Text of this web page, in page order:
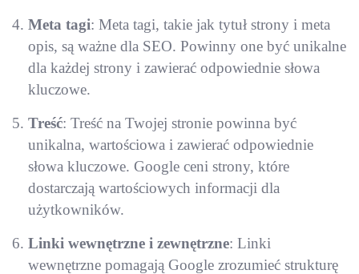
Meta tagi: Meta tagi, takie jak tytuł strony i meta
opis, są ważne dla SEO. Powinny one być unikalne
dla każdej strony i zawierać odpowiednie słowa
kluczowe.
Treść: Treść na Twojej stronie powinna być
unikalna, wartościowa i zawierać odpowiednie
słowa kluczowe. Google ceni strony, które
dostarczają wartościowych informacji dla
użytkowników.
Linki wewnętrzne i zewnętrzne: Linki
wewnętrzne pomagają Google zrozumieć strukturę